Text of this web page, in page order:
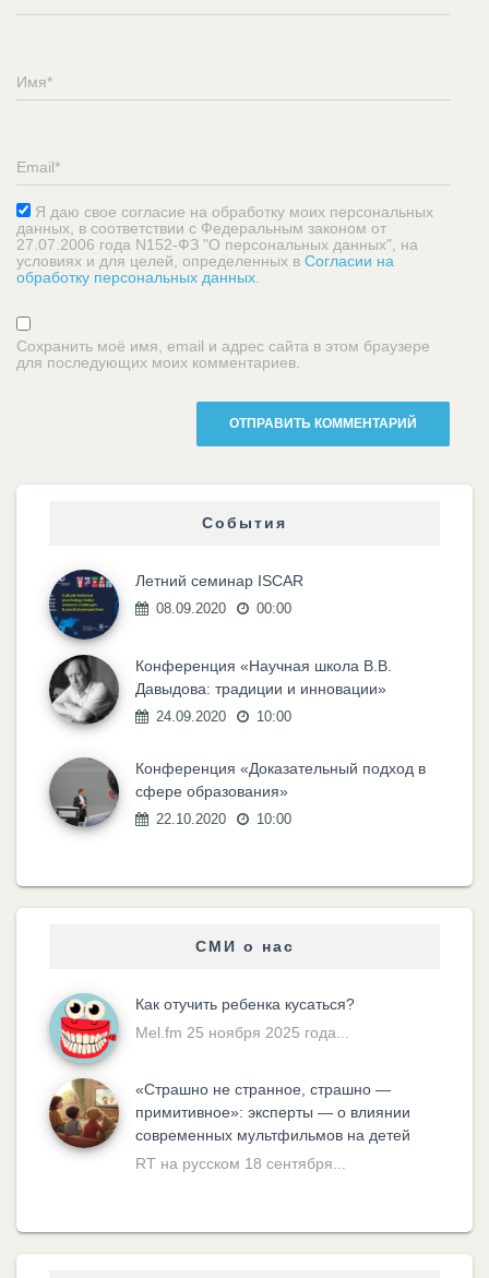
Я даю свое согласие на обработку моих персональных
данных, в соответствии с Федеральным законом от
27.07.2006 года N152-ФЗ "О персональных данных", на
условиях и для целей, определенных в Согласии на
обработку персональных данных
Сохранить моё имя, email и адрес сайта в этом браузере
для последующих моих комментариев.
События
Летний семинар ISCAR
08.09.2020 00:00
Конференция «Научная школа В.В.
Давыдова: традиции и инновации»
24.09.2020 10:00
Конференция «Доказательный подход в
сфере образования»
22.10.2020 10:00
СМИ о нас
Как отучить ребенка кусаться?
Mel.fm 25 ноября 2025 года...
«Cтрашно не странное, страшно —
примитивное»: эксперты — о влиянии
современных мультфильмов на детей
RT на русском 18 сентября...